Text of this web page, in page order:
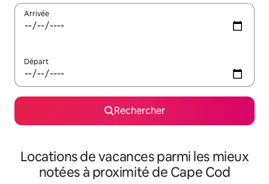
Arrivée
Départ
Rechercher
Locations de vacances parmi les mieux
notées à proximité de Cape Cod